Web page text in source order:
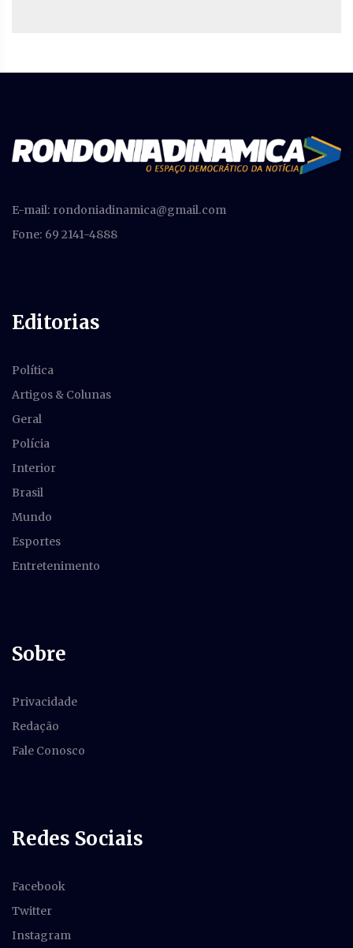
E-mail: rondoniadinamica@gmail.com
Fone: 69 2141-4888
Editorias
Política
Artigos & Colunas
Geral
Polícia
Interior
Brasil
Mundo
Esportes
Entretenimento
Sobre
Privacidade
Redação
Fale Conosco
Redes Sociais
Facebook
Twitter
Instagram